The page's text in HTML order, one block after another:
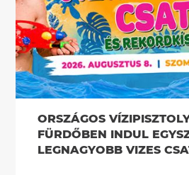
ORSZÁGOS
FÜRDŐBEN INDUL
LEGNAGYOBB VIZES